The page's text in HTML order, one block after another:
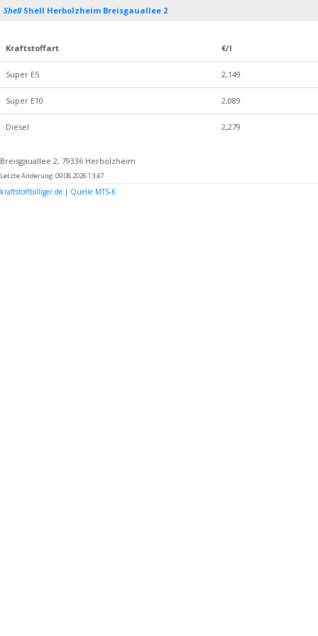
ShellShell Herbolzheim Breisgauallee 2
Kraftstoffart €/l
Super E5 2,149
Super E10 2,089
Diesel 2,279
Breisgauallee 2, 79336 Herbolzheim
Letzte Änderung: 09.08.2026 13:47
kraftstoffbilliger.de | Quelle MTS-K